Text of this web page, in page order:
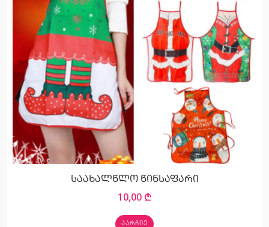
საახალწლო წინსაფარი
10,00 ₾
ᲐᲐᲠᲩᲘᲔ